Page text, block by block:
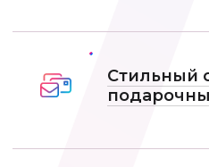
Стильный